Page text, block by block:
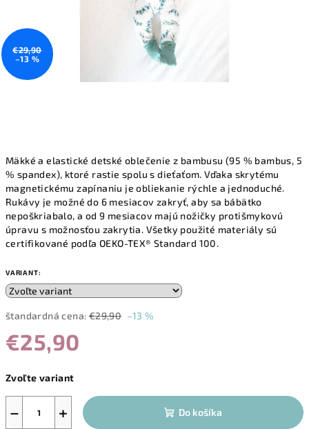
Mäkké a elastické detské oblečenie z bambusu (95 % bambus, 5
% spandex), ktoré rastie spolu s dieťaťom. Vďaka skrytému
magnetickému zapínaniu je obliekanie rýchle a jednoduché.
Rukávy je možné do 6 mesiacov zakryť, aby sa bábätko
nepoškriabalo, a od 9 mesiacov majú nožičky protišmykovú
úpravu s možnosťou zakrytia. Všetky použité materiály sú
certifikované podľa OEKO-TEX® Standard 100.
VARIANT:
štandardná cena: €29,90 –13 %
€25,90
cena:
Zvoľte variant
+
− Do košíka
€29,90
–13 %